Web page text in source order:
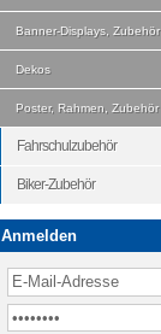
Banner-Displays, Zubehör
Dekos
Poster, Rahmen, Zubehör
Fahrschulzubehör
Biker-Zubehör
Anmelden